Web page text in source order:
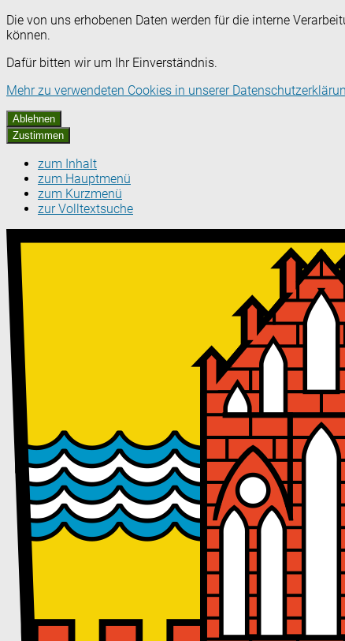
Die von uns erhobenen Daten werden für die interne
können.
Dafür bitten wir um Ihr Einverständnis.
Mehr zu verwendeten Cookies in unserer
Ablehnen
Zustimmen
zum Inhalt
zum Hauptmenü
zum Kurzmenü
zur Volltextsuche